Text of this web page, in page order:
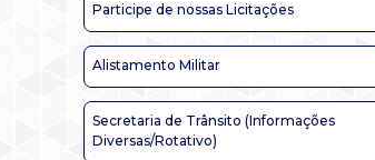
Participe de nossas Licitações
Alistamento Militar
Secretaria de Trânsito (Informações
Diversas/Rotativo)